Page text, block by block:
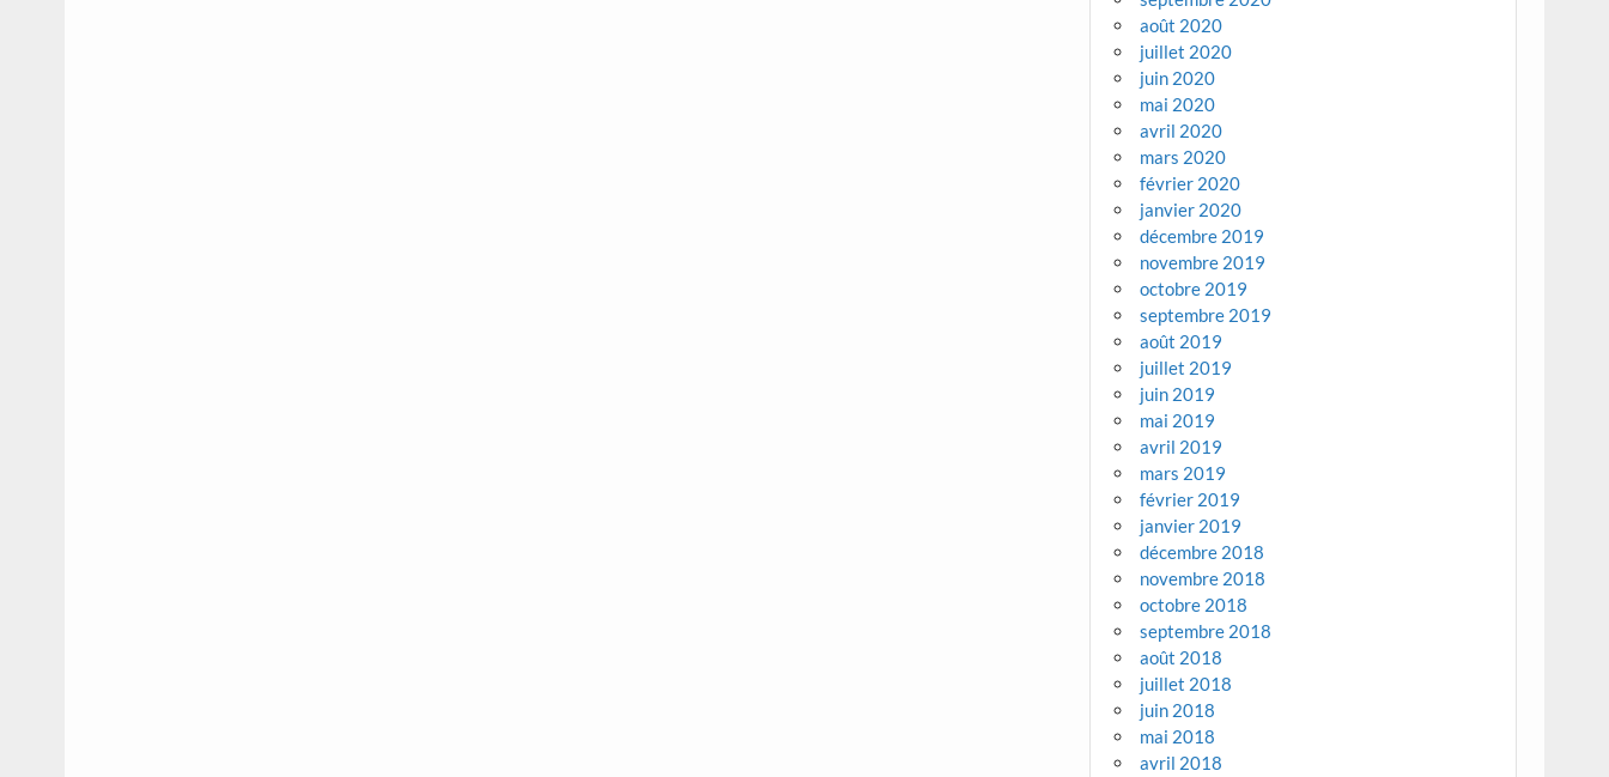
août 2020
juillet 2020
juin 2020
mai 2020
avril 2020
mars 2020
février 2020
janvier 2020
décembre 2019
novembre 2019
octobre 2019
septembre 2019
août 2019
juillet 2019
juin 2019
mai 2019
avril 2019
mars 2019
février 2019
janvier 2019
décembre 2018
novembre 2018
octobre 2018
septembre 2018
août 2018
juillet 2018
juin 2018
mai 2018
avril 2018